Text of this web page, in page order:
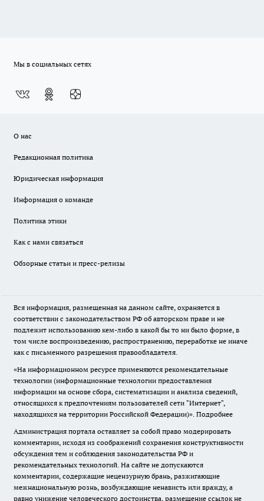
Мы в социальных сетях
О нас
Редакционная политика
Юридическая информация
Информация о команде
Политика этики
Как с нами связаться
Обзорные статьи и пресс-релизы
Вся информация, размещенная на данном сайте, охраняется в
соответствии с законодательством РФ об авторском праве и не
подлежит использованию кем-либо в какой бы то ни было форме, в
том числе воспроизведению, распространению, переработке не иначе
как с письменного разрешения правообладателя.
«На информационном ресурсе применяются рекомендательные
технологии (информационные технологии предоставления
информации на основе сбора, систематизации и анализа сведений,
относящихся к предпочтениям пользователей сети "Интернет",
находящихся на территории Российской Федерации)». Подробнее
Администрация портала оставляет за собой право модерировать
комментарии, исходя из соображений сохранения конструктивности
обсуждения тем и соблюдения законодательства РФ и
рекомендательных технологий. На сайте не допускаются
комментарии, содержащие нецензурную брань, разжигающие
межнациональную рознь, возбуждающие ненависть или вражду, а
равно унижение человеческого достоинства, размещение ссылок не